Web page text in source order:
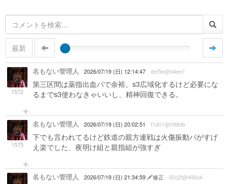
最新
1572
名もない管理人 2026/07/19 (日) 12:14:47 def5e@b4ee1
第三区間は薬指出血パで余裕。s3広域化するけど必要にな
るまでs3使わなきゃいいし、精神回復できる。
1575
名もない管理人 2026/07/19 (日) 20:02:51 f1d01@098db
下でも言われてるけど鉄道の親方連戦は火傷振動パがすげ
え楽でした、夜明け組と親指組が強すぎ
名もない管理人 2026/07/19 (日) 21:34:59 修正 00c2f@496c4